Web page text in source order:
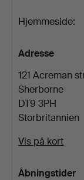
Hjemmeside:
Adresse
121 Acreman
Sherborne
DT9 3PH
Storbritannien
Vis på kort
Åbningstider